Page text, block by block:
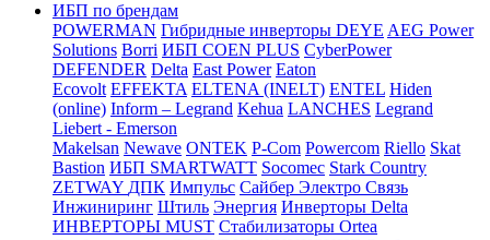
ИБП по брендам
POWERMAN Гибридные инверторы DEYE AEG Power
Solutions Borri ИБП COEN PLUS CyberPower
DEFENDER Delta East Power Eaton
Ecovolt EFFEKTA ELTENA (INELT) ENTEL Hiden
(online) Inform – Legrand Kehua LANCHES Legrand
Liebert - Emerson
Makelsan Newave ONTEK P-Com Powercom Riello Skat
Bastion ИБП SMARTWATT Socomec Stark Country
ZETWAY ДПК Импульс Сайбер Электро Связь
Инжиниринг Штиль Энергия Инверторы Delta
ИНВЕРТОРЫ MUST Стабилизаторы Ortea